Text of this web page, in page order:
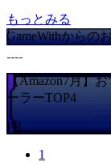
もっとみる
GameWithからの
【Amazon7月】
ーラーTOP4
PR
1